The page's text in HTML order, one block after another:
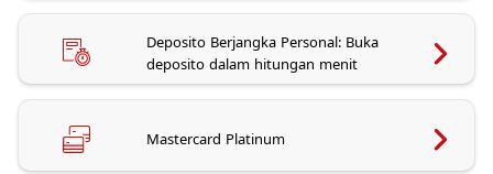
Deposito Berjangka Personal: Buka
deposito dalam hitungan menit
Mastercard Platinum